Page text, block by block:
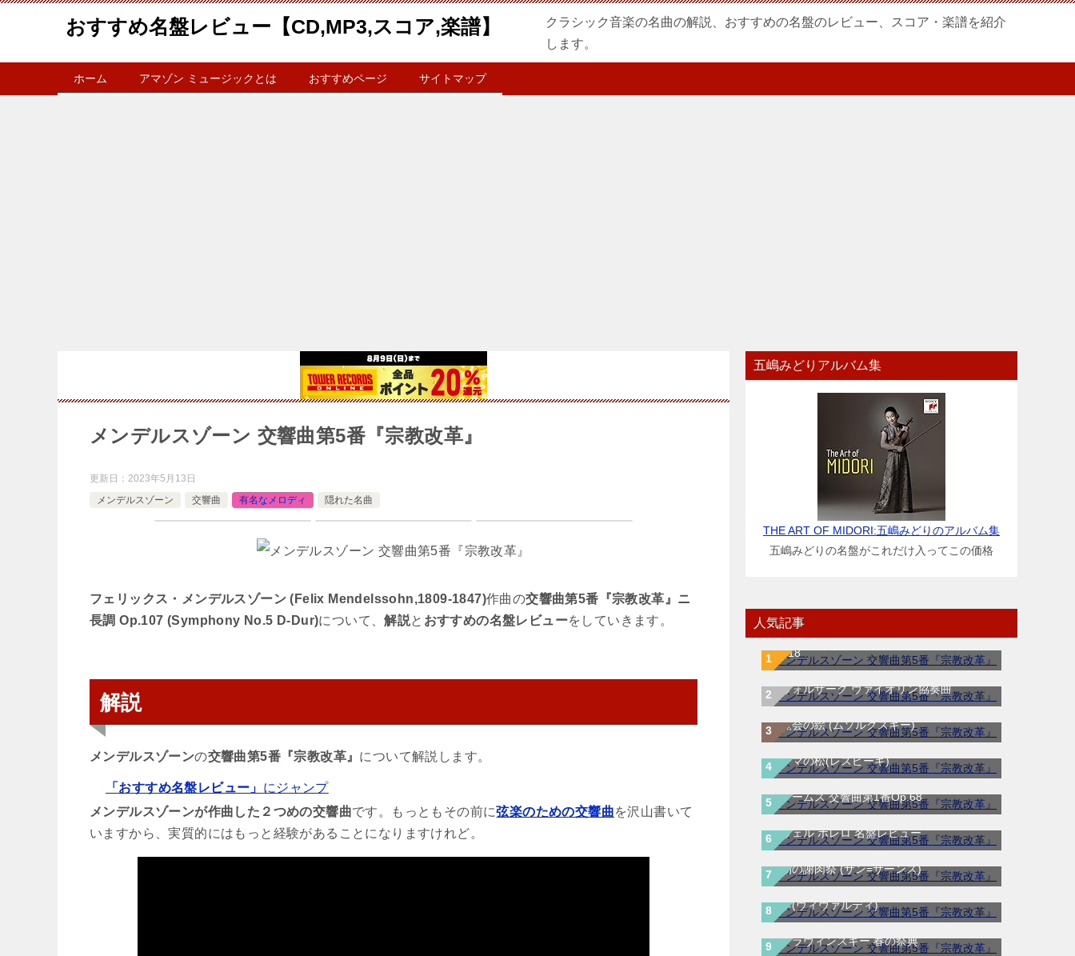
おすすめ名盤レビュー【CD,MP3,スコア,楽譜】
クラシック音楽の名曲の解説、おすすめの名盤のレビュー、スコア・楽譜を紹介
します。
ホーム アマゾン ミュージックとは おすすめページ サイトマップ
メンデルスゾーン 交響曲第5番『宗教改革』
更新日： 2023年5月13日
メンデルスゾーン
交響曲 有名なメロディ 隠れた名曲
フェリックス・メンデルスゾーン (Felix Mendelssohn,1809-1847)作曲の交響曲第5番『宗教改革』ニ
長調 Op.107 (Symphony No.5 D-Dur)について、解説と おすすめの名盤レビューをしていきます。
解説
メンデルスゾーンの交響曲第5番『宗教改革』 について解説します。
「おすすめ名盤レビュー」 にジャンプ
メンデルスゾーンが作曲した２つめの交響曲です。もっともその前に弦楽のための交響曲を沢山書いて
いますから、実質的にはもっと経験があることになりますけれど。
五嶋みどりアルバム集
THE ART OF MIDORI:五嶋みどりのアルバム集
五嶋みどりの名盤がこれだけ入ってこの価格
人気記事
Op.18
ドヴォルザーク ヴァイオリン協奏曲
展覧会の絵 (ムソルグスキー)
ローマの松(レスピーギ)
ブラームス 交響曲第1番Op.68
ラヴェル ボレロ 名盤レビュー
動物の謝肉祭 (サン=サーンス)
四季(ヴィヴァルディ)
ストラヴィンスキー 春の祭典